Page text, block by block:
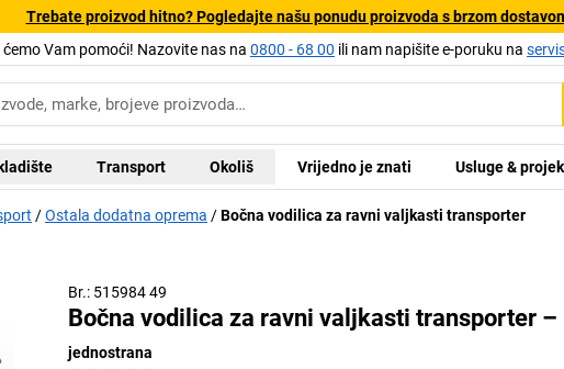
Trebate proizvod hitno? Pogledajte našu ponudu proizvoda s brzom
ćemo Vam pomoći! Nazovite nas na 0800 - 68 00 ili nam napišite e-poruku na
Transport Okoliš Vrijedno je znati Usluge &
Ostala dodatna oprema Bočna vodilica za ravni valjkasti transporter
Br.: 515984 49
Bočna vodilica za ravni valjkasti transporter –
jednostrana